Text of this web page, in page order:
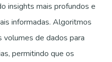
insights mais profundos e
informadas. Algoritmos
volumes de dados para
permitindo que os